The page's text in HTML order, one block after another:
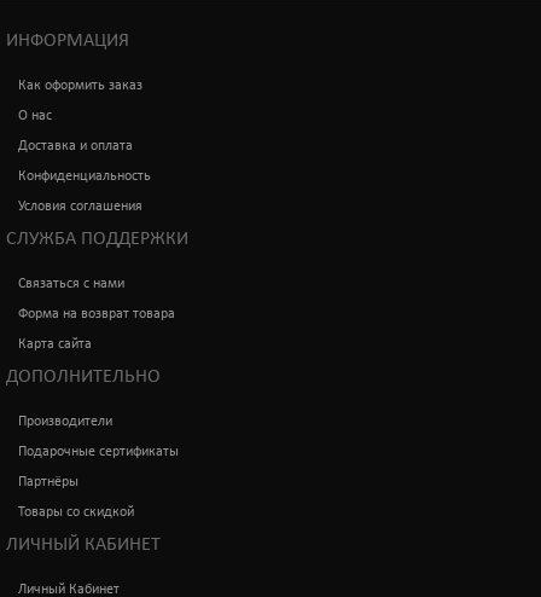
ИНФОРМАЦИЯ
Как оформить заказ
О нас
Доставка и оплата
Конфиденциальность
Условия соглашения
СЛУЖБА ПОДДЕРЖКИ
Связаться с нами
Форма на возврат товара
Карта сайта
ДОПОЛНИТЕЛЬНО
Производители
Подарочные сертификаты
Партнёры
Товары со скидкой
ЛИЧНЫЙ КАБИНЕТ
Личный Кабинет